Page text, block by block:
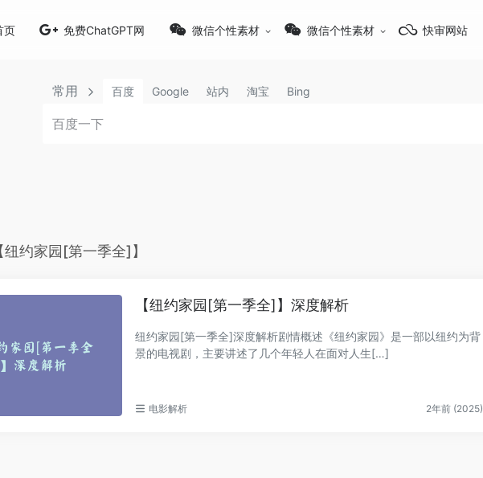
页 免费ChatGPT网 微信个性素材 微信个性素材 快审网站
常用 百度 Google 站内 淘宝 Bing
约家园[第一季全]】
【纽约家园[第一季全]】深度解析
纽约家园[第一季全]深度解析剧情概述《纽约家园》是一部以纽约为背
景的电视剧，主要讲述了几个年轻人在面对人生[…]
电影解析 2年前 (2025)